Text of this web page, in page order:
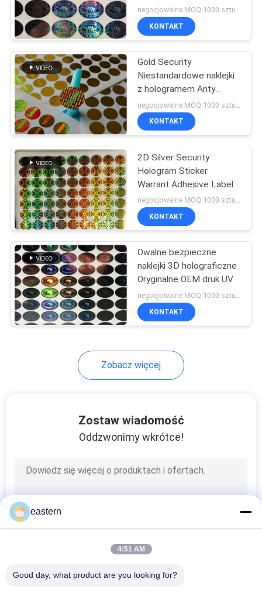
PET do pakowania
KONTAKT
Gold Security
Niestandardowe naklejki
z hologramem Anty
podrabianie do
pakowania w pudełka
KONTAKT
2D Silver Security
Hologram Sticker
Warrant Adhesive Label
dla firmy
negocjowalne MOQ:1000 sztuk / projekt
KONTAKT
Owalne bezpieczne
naklejki 3D holograficzne
Oryginalne OEM druk UV
negocjowalne MOQ:1000 sztuk / projekt
KONTAKT
Zobacz więcej
Zostaw wiadomość
Oddzwonimy wkrótce!
eastern
4:51 AM
Good day, what product are you looking for?